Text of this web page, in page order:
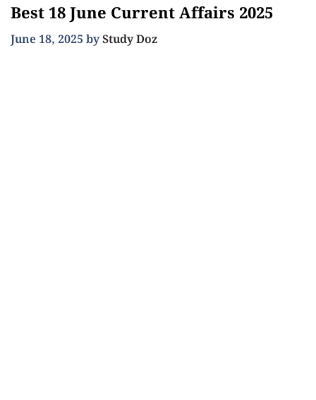
Best 18 June Current Affairs 2025
June 18, 2025 byStudy Doz